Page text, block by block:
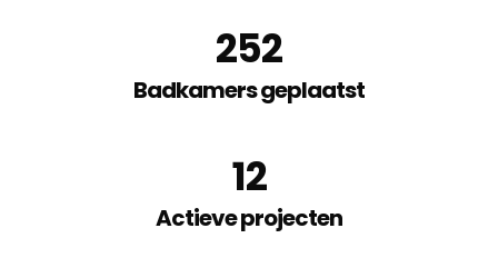
252
Badkamers geplaatst
12
Actieve projecten